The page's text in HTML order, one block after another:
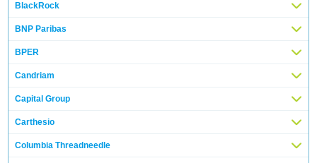
BlackRock
BNP Paribas
BPER
Candriam
Capital Group
Carthesio
Columbia Threadneedle